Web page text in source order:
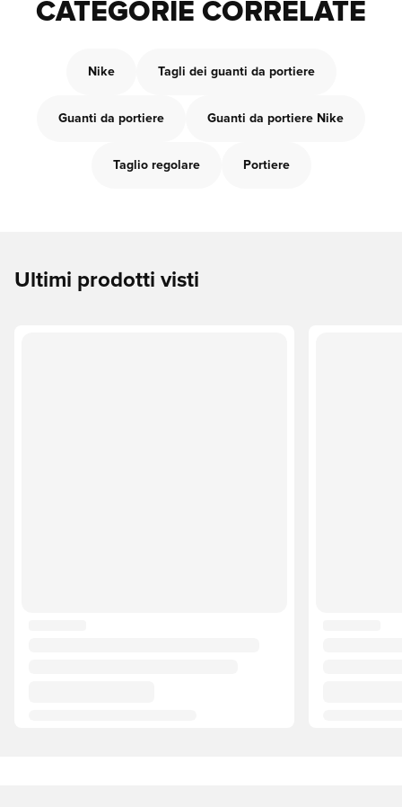
CATEGORIE CORRELATE
Nike Tagli dei guanti da portiere
Guanti da portiere Guanti da portiere Nike
Taglio regolare Portiere
Ultimi prodotti visti